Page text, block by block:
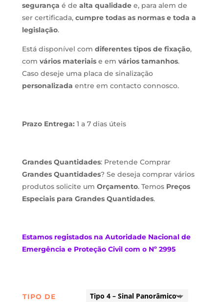
segurança é de alta qualidadee, para alem de
ser certificada, cumpre todas as normas e toda a
legislação.
Está disponível com diferentes tipos de fixação,
com vários materiaise em vários tamanhos.
Caso deseje uma placa de sinalização
personalizada entre em contacto connosco.
Prazo Entrega: 1 a 7 dias úteis
Grandes Quantidades: Pretende Comprar
Grandes Quantidades? Se deseja comprar vários
produtos solicite um Orçamento. Temos Preços
Especiais para Grandes Quantidades.
Estamosregistados na Autoridade Nacional de
Emergência e Proteção Civil com o Nº 2995
TIPO DE